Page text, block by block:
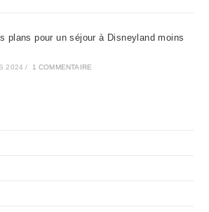
plans pour un séjour à Disneyland moins
2024 / 1 COMMENTAIRE